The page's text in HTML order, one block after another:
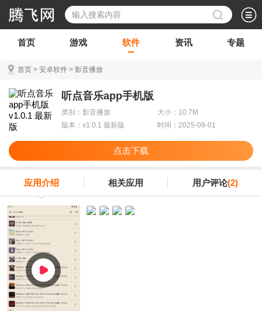
首页 游戏 软件 资讯 专题
首页 > 安卓软件 > 影音播放
听点音乐app手机版
类别：影音播放
大小：10.7M
版本：v1.0.1 最新版
时间：2025-09-01
点击下载
应用介绍 相关应用 用户评论(2)